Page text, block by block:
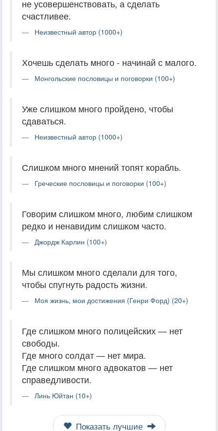
не усовершенствовать, а сделать
счастливее.
Неизвестный автор (1000+)
Хочешь сделать много - начинай с малого.
Монгольские пословицы и поговорки (100+)
Уже слишком много пройдено, чтобы
сдаваться.
Неизвестный автор (1000+)
Слишком много мнений топят корабль.
Греческие пословицы и поговорки (100+)
Говорим слишком много, любим слишком
редко и ненавидим слишком часто.
Джордж Карлин (100+)
Мы слишком много сделали для того,
чтобы спугнуть радость жизни.
Моя жизнь, мои достижения (Генри Форд) (20+)
Где слишком много полицейских — нет
свободы.
Где много солдат — нет мира.
Где слишком много адвокатов — нет
справедливости.
Линь Юйтан (10+)
Показать лучшие